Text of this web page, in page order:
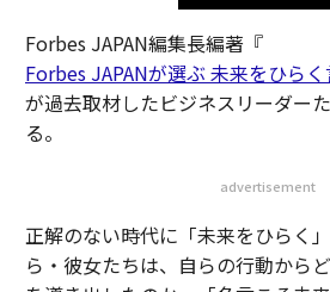
Forbes JAPAN編集長編著『
Forbes JAPANが選ぶ 未来をひら
が過去取材したビジネスリーダー
る。
advertisement
正解のない時代に「未来をひらく
ら・彼女たちは、自らの行動から